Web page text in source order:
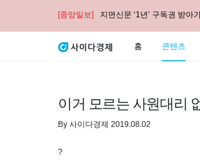
[중앙일보] 지면신문 ‘1년’ 구독권 받아
홈 콘텐츠
이거 모르는 사원대리
By 사이다경제 2019.08.02
?